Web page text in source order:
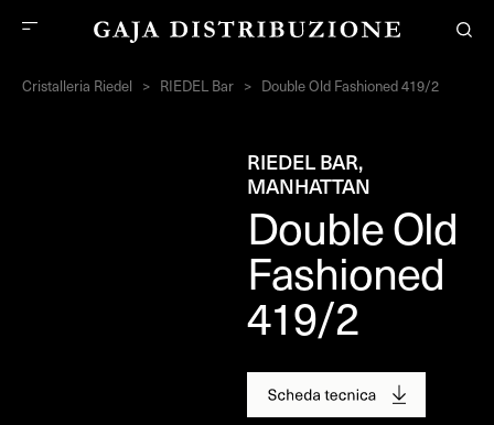
Cristalleria Riedel > RIEDEL Bar > Double Old Fashioned 419/2
RIEDEL BAR,
MANHATTAN
Double Old
Fashioned
419/2